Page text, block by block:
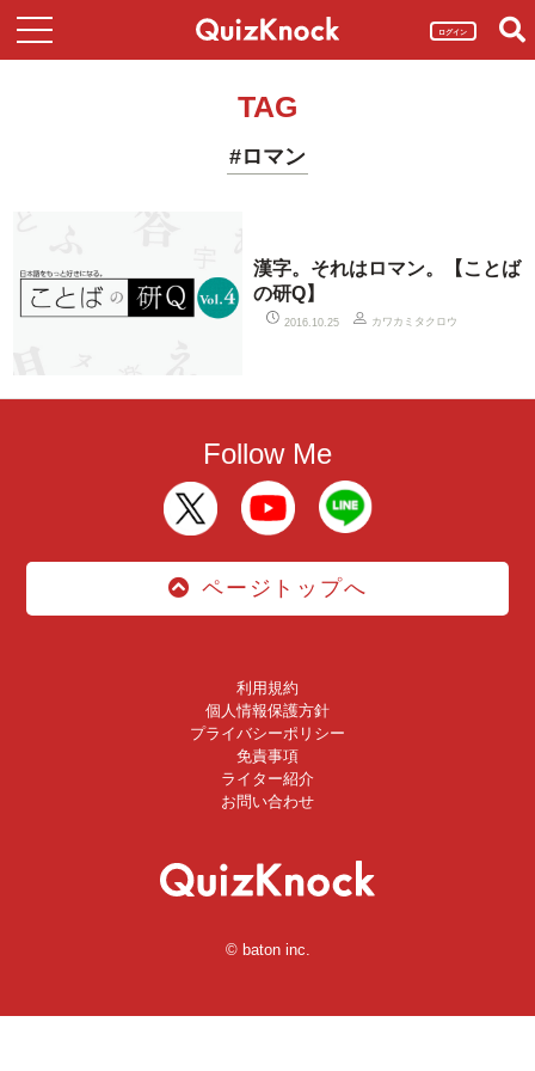
ログイン
TAG
#ロマン
漢字。それはロマン。【ことば
の研Q】
2016.10.25 カワカミタクロウ
Follow Me
ページトップへ
利用規約
個人情報保護方針
プライバシーポリシー
免責事項
ライター紹介
お問い合わせ
© baton inc.